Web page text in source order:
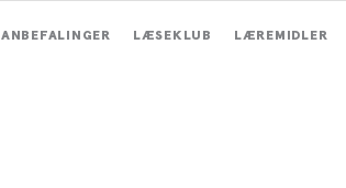
ANBEFALINGER LÆSEKLUB LÆREMIDLER